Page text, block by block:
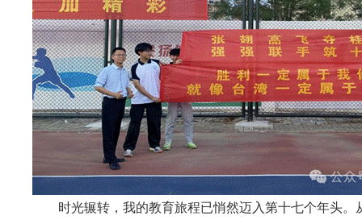
时光辗转，我的教育旅程已悄然迈入第十七个年头